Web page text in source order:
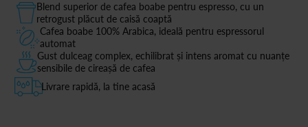
Blend superior de cafea boabe pentru espresso, cu un
retrogust plăcut de caisă coaptă
Cafea boabe 100% Arabica, ideală pentru espressorul
automat
Gust dulceag complex, echilibrat și intens aromat cu nuanțe
sensibile de cireașă de cafea
Livrare rapidă, la tine acasă